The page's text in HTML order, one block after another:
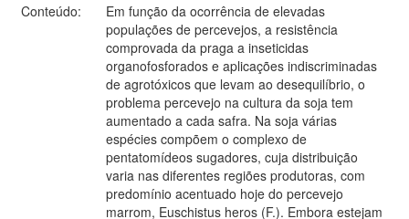
Conteúdo:
Em função da ocorrência de elevadas
populações de percevejos, a resistência
comprovada da praga a inseticidas
organofosforados e aplicações indiscriminadas
de agrotóxicos que levam ao desequilíbrio, o
problema percevejo na cultura da soja tem
aumentado a cada safra. Na soja várias
espécies compõem o complexo de
pentatomídeos sugadores, cuja distribuição
varia nas diferentes regiões produtoras, com
predomínio acentuado hoje do percevejo
marrom, Euschistus heros (F.). Embora estejam